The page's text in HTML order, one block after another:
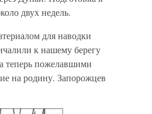
двух недель.
для наводки
к нашему берегу
теперь пожелавшими
на родину. Запорожцев